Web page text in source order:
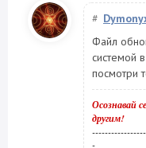
#
Файл
системой
посмотри
Осознавай
другим!
-